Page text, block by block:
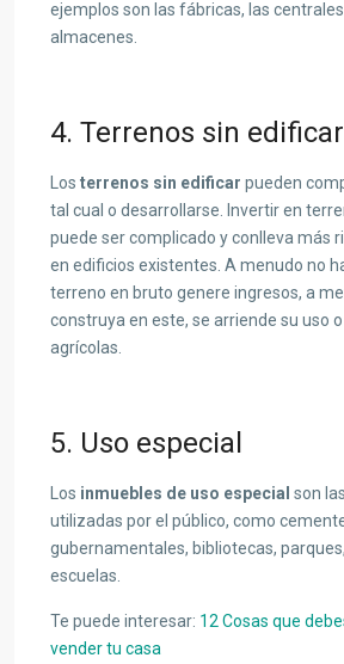
ejemplos son las fábricas, las
almacenes.
4. Terrenos sin edificar
Los terrenos sin edificar pueden
tal cual o desarrollarse. Invertir en
puede ser complicado y conlleva más
en edificios existentes. A menudo no
terreno en bruto genere ingresos, a
construya en este, se arriende su uso
agrícolas.
5. Uso especial
Los inmuebles de uso especial son
utilizadas por el público, como
gubernamentales, bibliotecas,
escuelas.
Te puede interesar: 12 Cosas que
vender tu casa